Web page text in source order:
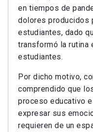
en tiempos de
dolores producidos
estudiantes, dado
transformó la rutina
estudiantes.
Por dicho motivo,
comprendido que
proceso educativo
expresar sus
requieren de un